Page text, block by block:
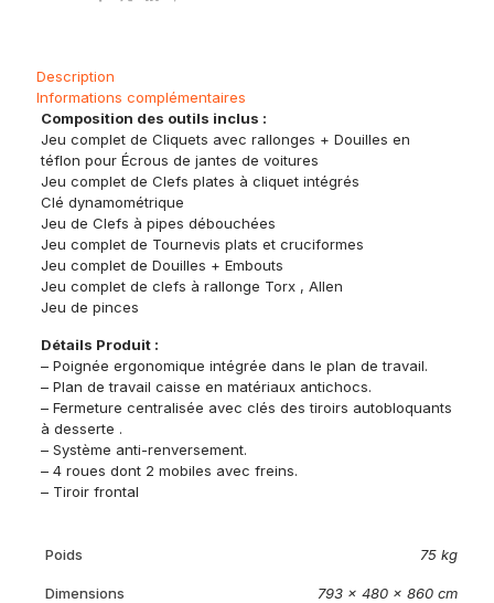
Description
Informations complémentaires
Composition des outils inclus :
Jeu complet de Cliquets avec rallonges + Douilles en
téflon pour Écrous de jantes de voitures
Jeu complet de Clefs plates à cliquet intégrés
Clé dynamométrique
Jeu de Clefs à pipes débouchées
Jeu complet de Tournevis plats et cruciformes
Jeu complet de Douilles + Embouts
Jeu complet de clefs à rallonge Torx , Allen
Jeu de pinces
Détails Produit :
– Poignée ergonomique intégrée dans le plan de travail.
– Plan de travail caisse en matériaux antichocs.
– Fermeture centralisée avec clés des tiroirs autobloquants
à desserte .
– Système anti-renversement.
– 4 roues dont 2 mobiles avec freins.
– Tiroir frontal
Poids 75 kg
Dimensions 793 × 480 × 860 cm